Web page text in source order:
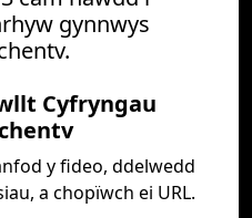
gynnwys
Cyfryngau
y fideo, ddelwedd
a chopïwch ei URL.